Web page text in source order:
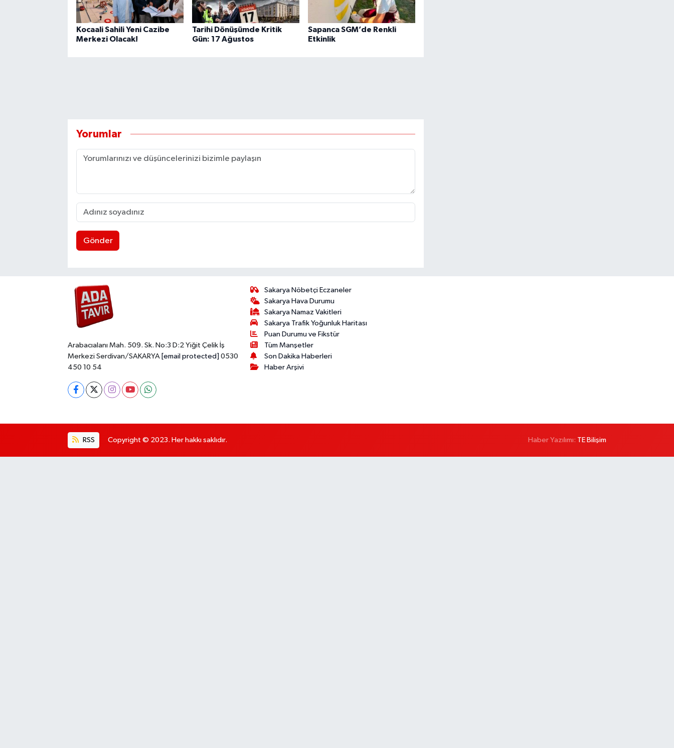
Kocaali Sahili Yeni Cazibe
Merkezi Olacak!
Tarihi Dönüşümde Kritik
Gün: 17 Ağustos
Sapanca SGM’de Renkli
Etkinlik
Yorumlar
Gönder
Arabacıalanı Mah. 509. Sk. No:3 D:2 Yiğit Çelik İş
Merkezi Serdivan/SAKARYA [email protected] 0530
450 10 54
Sakarya Nöbetçi Eczaneler
Sakarya Hava Durumu
Sakarya Namaz Vakitleri
Sakarya Trafik Yoğunluk Haritası
Puan Durumu ve Fikstür
Tüm Manşetler
Son Dakika Haberleri
Haber Arşivi
RSS Copyright © 2023. Her hakkı saklıdır. Haber Yazılımı: TE Bilişim